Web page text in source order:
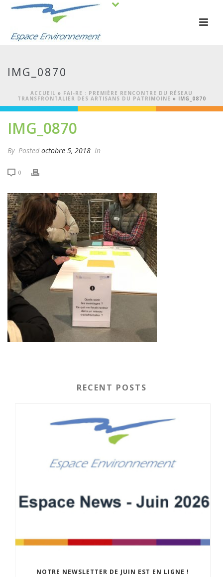
IMG_0870
ACCUEIL » FAI-RE : PREMIÈRE RENCONTRE DU RÉSEAU
TRANSFRONTALIER DES ARTISANS DU PATRIMOINE » IMG_0870
IMG_0870
By Posted octobre 5, 2018 In
0
RECENT POSTS
NOTRE NEWSLETTER DE JUIN EST EN LIGNE !